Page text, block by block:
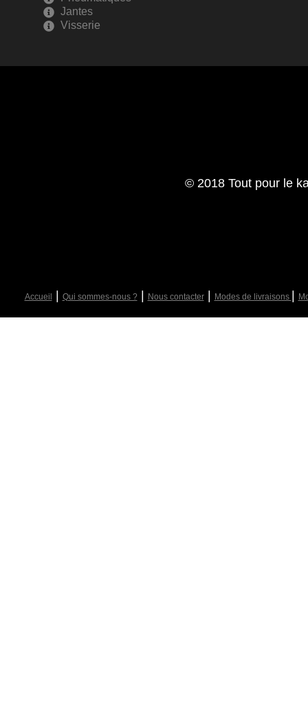
Jantes
Visserie
© 2018 Tout pour le
Accueil Qui sommes-nous ?| Nous contacter| Modes de livraisons